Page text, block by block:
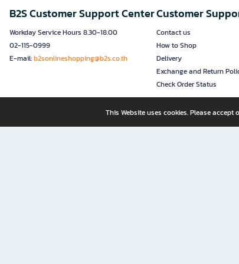
B2S Customer Support Center
Workday Service Hours 8.30-18.00
02-115-0999
E-mail:b2sonlineshopping@b2s.co.th
Customer
Contact us
How to Shop
Delivery
Exchange and Return
Check Order Status
This Website uses cookies. Please